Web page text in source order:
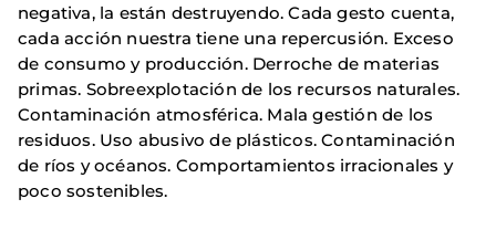
negativa, la están destruyendo. Cada gesto cuenta,
cada acción nuestra tiene una repercusión. Exceso
de consumo y producción. Derroche de materias
primas. Sobreexplotación de los recursos naturales.
Contaminación atmosférica. Mala gestión de los
residuos. Uso abusivo de plásticos. Contaminación
de ríos y océanos. Comportamientos irracionales y
poco sostenibles.